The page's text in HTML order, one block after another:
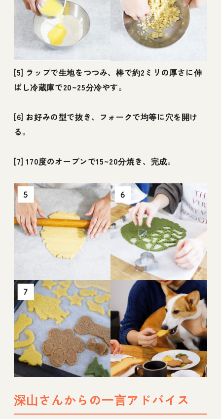
[5] ラップで生地をつつみ、棒で約2ミリの厚さに伸
ばし冷蔵庫で20~25分冷やす。
[6] お好みの型で抜き、フォークで均等に穴を開け
る。
[7] 170度のオーブンで15~20分焼き、完成。
深山さんからの一言アドバイス